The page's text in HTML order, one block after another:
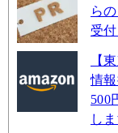
ら
受
【
情
500
しま